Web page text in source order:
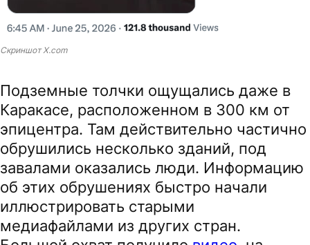
Скриншот X.com
Подземные толчки ощущались даже в
Каракасе, расположенном в 300 км от
эпицентра. Там действительно частично
обрушились несколько зданий, под
завалами оказались люди. Информацию
об этих обрушениях быстро начали
иллюстрировать старыми
медиафайлами из других стран.